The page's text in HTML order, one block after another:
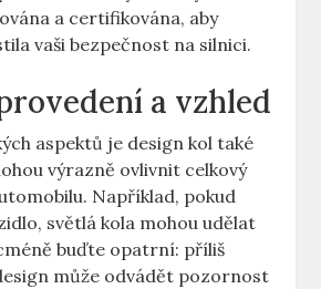
a certifikována, aby
vaši bezpečnost na silnici.
a vzhled
aspektů je design kol také
výrazně ovlivnit celkový
Například, pokud
světlá kola mohou udělat
buďte opatrní: příliš
může odvádět pozornost